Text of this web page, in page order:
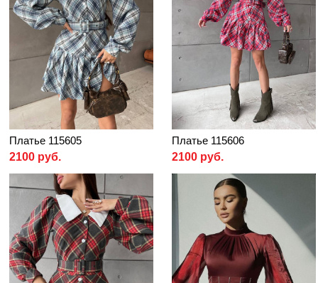
Платье 115605
2100 руб.
Платье 115606
2100 руб.